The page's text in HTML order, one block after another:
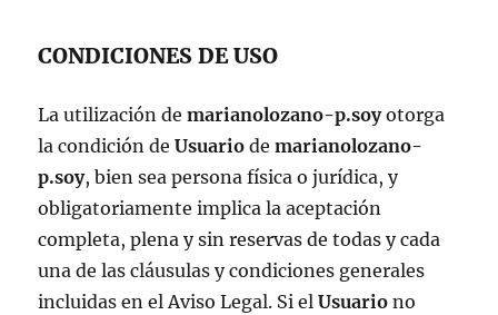
CONDICIONES DE USO
La utilización demarianolozano-p.soyotorga
la condición deUsuario demarianolozano-
p.soy, bien sea persona física o jurídica, y
obligatoriamente implica la aceptación
completa, plena y sin reservas de todas y cada
una de las cláusulas y condiciones generales
incluidas en el Aviso Legal. Si elUsuario no